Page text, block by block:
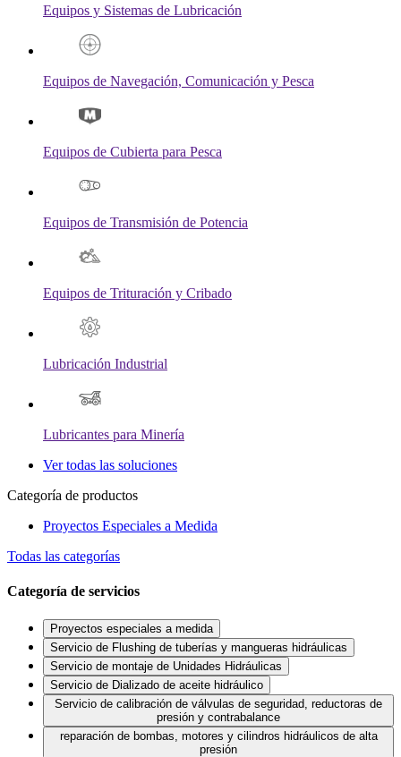
Equipos y Sistemas de Lubricación
Equipos de Navegación, Comunicación y Pesca
Equipos de Cubierta para Pesca
Equipos de Transmisión de Potencia
Equipos de Trituración y Cribado
Lubricación Industrial
Lubricantes para Minería
Ver todas las soluciones
Categoría de productos
Proyectos Especiales a Medida
Todas las categorías
Categoría de servicios
Proyectos especiales a medida
Servicio de Flushing de tuberías y mangueras hidráulicas
Servicio de montaje de Unidades Hidráulicas
Servicio de Dializado de aceite hidráulico
Servicio de calibración de válvulas de seguridad, reductoras de
presión y contrabalance
reparación de bombas, motores y cilindros hidráulicos de alta
presión